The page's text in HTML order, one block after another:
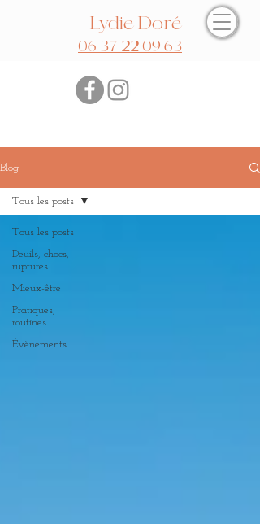
06 37 22 09 63
Lydie Doré
Blog
Tous les posts
Deuils, chocs,
ruptures...
Mieux-être
Pratiques,
routines...
Évènements
Tous les posts